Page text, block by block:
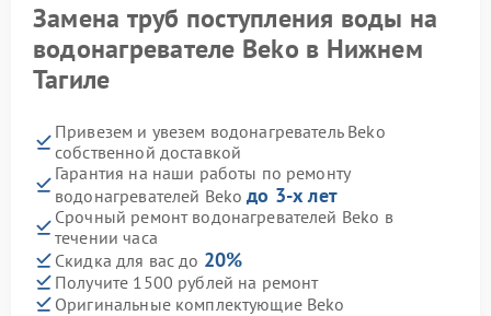
Замена труб поступления воды на
водонагревателе Beko в Нижнем
Тагиле
Привезем и увезем водонагреватель Beko
собственной доставкой
Гарантия на наши работы по ремонту
водонагревателей Bekoдо 3-х лет
Срочный ремонт водонагревателей Beko в
течении часа
Скидка для вас до 20%
Получите 1500 рублей на ремонт
Оригинальные комплектующие Beko